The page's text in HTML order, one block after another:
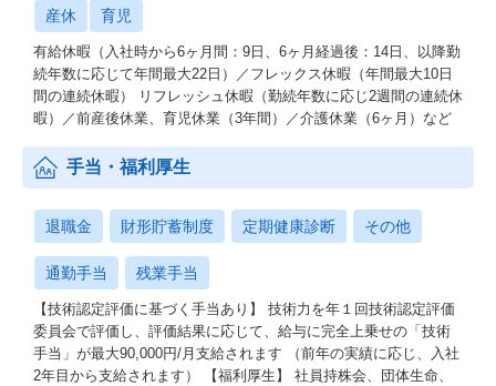
産休 育児
有給休暇（入社時から6ヶ月間：9日、6ヶ月経過後：14日、以降勤
続年数に応じて年間最大22日）／フレックス休暇（年間最大10日
間の連続休暇） リフレッシュ休暇（勤続年数に応じ2週間の連続休
暇）／前産後休業、育児休業（3年間）／介護休業（6ヶ月）など
手当・福利厚生
退職金 財形貯蓄制度 定期健康診断 その他
通勤手当 残業手当
【技術認定評価に基づく手当あり】 技術力を年１回技術認定評価
委員会で評価し、評価結果に応じて、給与に完全上乗せの「技術
手当」が最大90,000円/月支給されます （前年の実績に応じ、入社
2年目から支給されます） 【福利厚生】 社員持株会、団体生命、